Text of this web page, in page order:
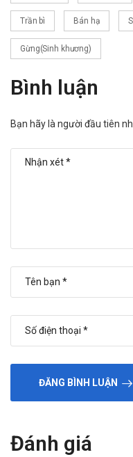
Trần bì Bán hạ
Gừng(Sinh khương)
Bình luận
Bạn hãy là người đầu tiên
ĐĂNG BÌNH LUẬN
Đánh giá